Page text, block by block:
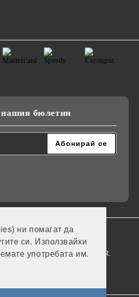
ни помагат да
си. Използвайки
употребата им.
нашия бюлетин
GDPR
е 100% съобразен с GDPR.